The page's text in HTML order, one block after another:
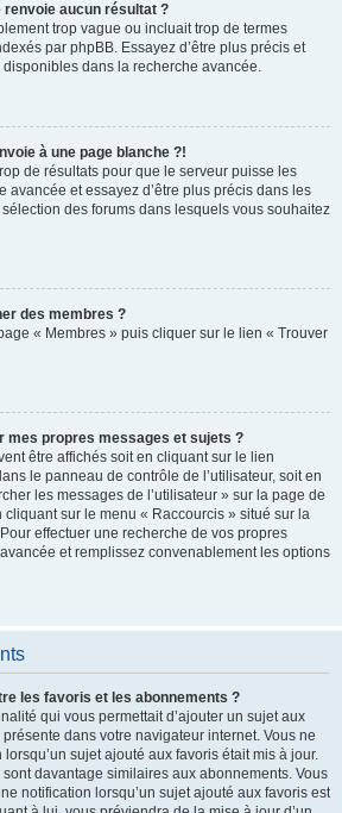
renvoie aucun résultat ?
trop vague ou incluait trop de termes
par phpBB. Essayez d’être plus précis et
disponibles dans la recherche avancée.
à une page blanche ?!
de résultats pour que le serveur puisse les
avancée et essayez d’être plus précis dans les
des forums dans lesquels vous souhaitez
des membres ?
« Membres » puis cliquer sur le lien « Trouver
mes propres messages et sujets ?
être affichés soit en cliquant sur le lien
le panneau de contrôle de l’utilisateur, soit en
les messages de l’utilisateur » sur la page de
sur le menu « Raccourcis » situé sur la
effectuer une recherche de vos propres
et remplissez convenablement les options
les favoris et les abonnements ?
qui vous permettait d’ajouter un sujet aux
dans votre navigateur internet. Vous ne
sujet ajouté aux favoris était mis à jour.
davantage similaires aux abonnements. Vous
notification lorsqu’un sujet ajouté aux favoris est